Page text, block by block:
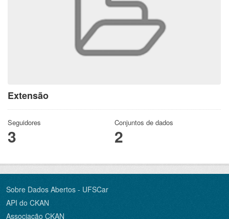
Extensão
Seguidores
3
Conjuntos de dados
2
Sobre Dados Abertos - UFSCar
API do CKAN
Associação CKAN